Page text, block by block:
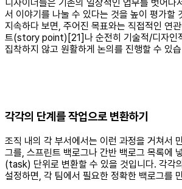
디자이너들은 기존의 일상적인 업무를 벗어나
서 이야기를 나눌 수 있다는 것을 높이 평가할
지속하다 보면, 주어진 목표와는 직접적인 연
트(story point)[21]나 순전히 기술적/디자인
집착하지 않고 원활하게 논의를 진행할 수 있
각각의 단계를 작업으로 변환하기
조직 내의 각 부서에서는 이런 과정을 거쳐서
그를, 스프린트 백로그나 간반 백로그 목록에
(task) 단위로 변환할 수 있을 것입니다. 각각
설정하면, 각 팀에서 필요한 정확한 백로그를